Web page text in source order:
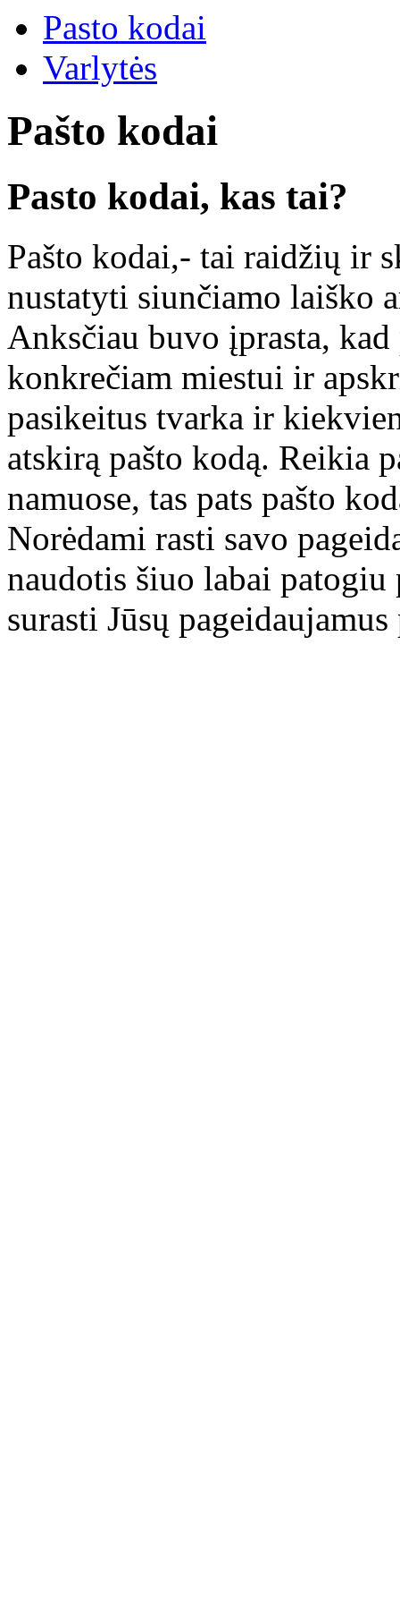
Pasto kodai
Varlytės
Pašto kodai
Pasto kodai, kas tai?
Pašto kodai,- tai raidžių ir
nustatyti siunčiamo laiško
Anksčiau buvo įprasta,
konkrečiam miestui ir
pasikeitus tvarka ir
atskirą pašto kodą. Reikia
namuose, tas pats pašto
Norėdami rasti savo
naudotis šiuo labai patogiu
surasti Jūsų